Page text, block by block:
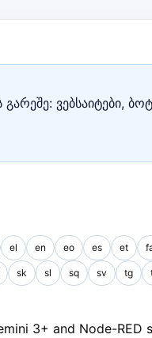
ვებსაიტები,
el en eo es et
sk sl sq sv tg
3+ and Node-RED